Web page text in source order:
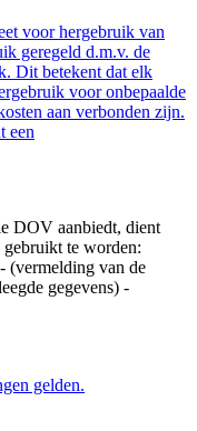
voor hergebruik van
geregeld d.m.v. de
Dit betekent dat elk
voor onbepaalde
aan verbonden zijn.
een
DOV aanbiedt, dient
gebruikt te worden:
(vermelding van de
gegevens) -
gelden.